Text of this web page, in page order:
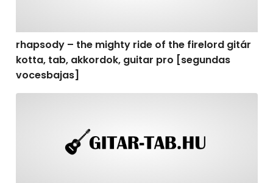
rhapsody – the mighty ride of the firelord gitár
kotta, tab, akkordok, guitar pro [segundas
vocesbajas]